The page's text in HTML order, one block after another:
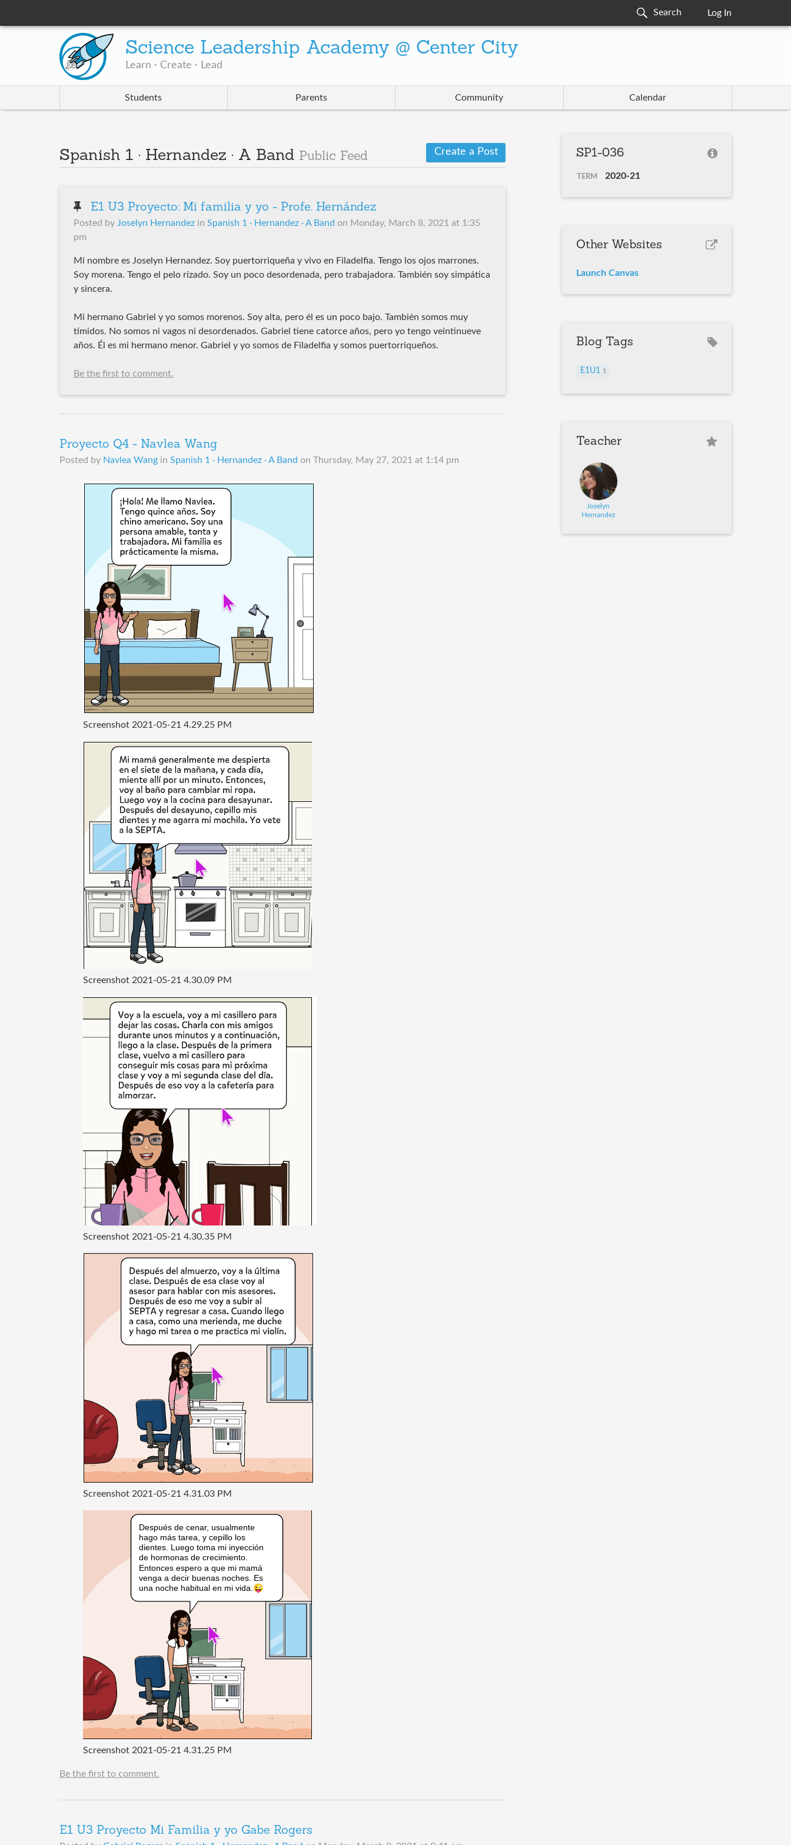
Log In
Science Leadership Academy @ Center City
Learn · Create · Lead
Students Parents Community Calendar
Spanish 1 · Hernandez · A Band Public Feed Create a Post
E1 U3 Proyecto: Mi familia y yo - Profe. Hernández
Posted by Joselyn Hernandezin Spanish 1 · Hernandez · A Band on Monday, March 8, 2021 at 1:35
pm
Mi nombre es Joselyn Hernandez. Soy puertorriqueña y vivo en Filadelfia. Tengo los ojos marrones.
Soy morena. Tengo el pelo rizado. Soy un poco desordenada, pero trabajadora. También soy simpática
y sincera.
Mi hermano Gabriel y yo somos morenos. Soy alta, pero él es un poco bajo. También somos muy
tímidos. No somos ni vagos ni desordenados. Gabriel tiene catorce años, pero yo tengo veintinueve
años. Él es mi hermano menor. Gabriel y yo somos de Filadelfia y somos puertorriqueños.
Be the first to comment.
Proyecto Q4 - Navlea Wang
Posted by Navlea Wangin Spanish 1 · Hernandez · A Band on Thursday, May 27, 2021 at 1:14 pm
Screenshot 2021-05-21 4.29.25 PM
Screenshot 2021-05-21 4.30.09 PM
Screenshot 2021-05-21 4.30.35 PM
Screenshot 2021-05-21 4.31.03 PM
Screenshot 2021-05-21 4.31.25 PM
Be the first to comment.
E1 U3 Proyecto Mi Familia y yo Gabe Rogers
SP1-036
TERM 2020-21
Other Websites
Launch Canvas
Blog Tags
E1U1 1
Teacher
Joselyn
Hernandez